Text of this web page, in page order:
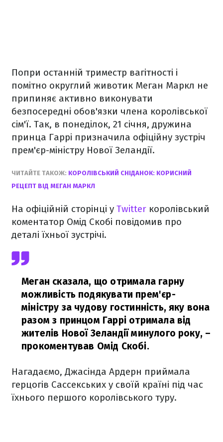
Попри останній триместр вагітності і
помітно округлий животик Меган Маркл не
припиняє активно виконувати
безпосередні обов'язки члена королівської
сім'ї. Так, в понеділок, 21 січня, дружина
принца Гаррі призначила офіційну зустріч
прем'єр-міністру Нової Зеландії.
ЧИТАЙТЕ ТАКОЖ: КОРОЛІВСЬКИЙ СНІДАНОК: КОРИСНИЙ
РЕЦЕПТ ВІД МЕГАН МАРКЛ
На офіційній сторінці у Twitter королівський
коментатор Омід Скобі повідомив про
деталі їхньої зустрічі.
Меган сказала, що отримала гарну
можливість подякувати прем'єр-
міністру за чудову гостинність, яку вона
разом з принцом Гаррі отримала від
жителів Нової Зеландії минулого року, –
прокоментував Омід Скобі.
Нагадаємо, Джасінда Ардерн приймала
герцогів Сассекських у своїй країні під час
їхнього першого королівського туру.